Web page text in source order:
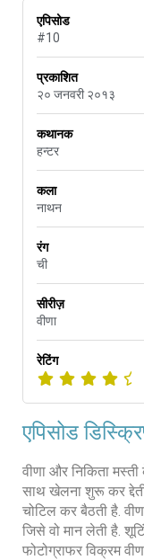
एपिसोड
#10
प्रकाशित
२० जनवरी २०१३
कथानक
हन्टर
कला
नाथन
रंग
ची
सीरीज़
वीणा
रेटिंग
एपिसोड
वीणा और निकिता
साथ खेलना शुरू कर
चोटिल कर बैठती है.
जिसे वो मान लेती है.
फोटोग्राफर विक्रम